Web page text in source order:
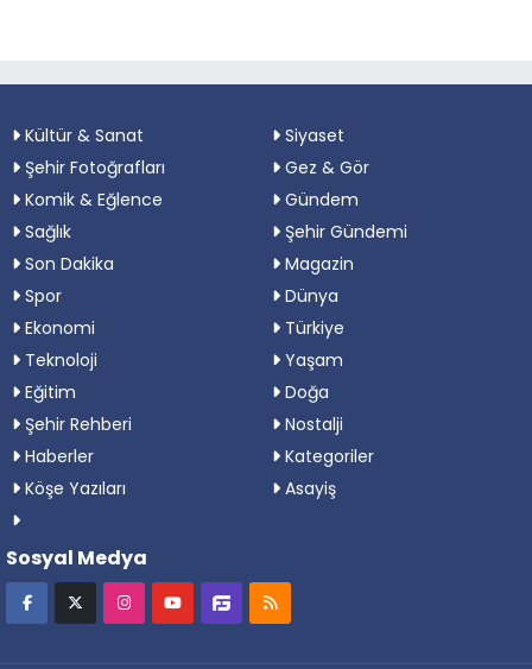
Kültür & Sanat
Siyaset
Şehir Fotoğrafları
Gez & Gör
Komik & Eğlence
Gündem
Sağlık
Şehir Gündemi
Son Dakika
Magazin
Spor
Dünya
Ekonomi
Türkiye
Teknoloji
Yaşam
Eğitim
Doğa
Şehir Rehberi
Nostalji
Haberler
Kategoriler
Köşe Yazıları
Asayiş
Sosyal Medya